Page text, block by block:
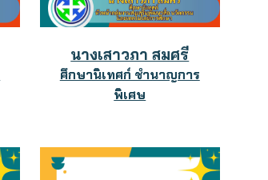
นางเสาวภา สมศรี
ศึกษานิเทศก์ ชำนาญการ
พิเศษ